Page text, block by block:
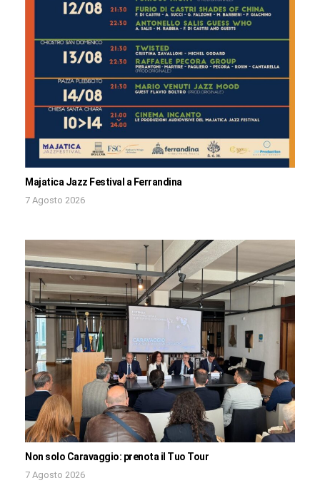
Majatica Jazz Festival a Ferrandina
7 Agosto 2026
Non solo Caravaggio: prenota il Tuo Tour
7 Agosto 2026